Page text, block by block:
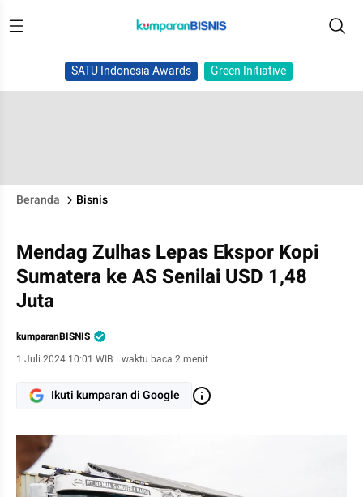
SATU Indonesia Awards Green Initiative
Beranda Bisnis
Mendag Zulhas Lepas Ekspor Kopi
Sumatera ke AS Senilai USD 1,48
Juta
kumparanBISNIS
1 Juli 2024 10:01 WIB · waktu baca 2 menit
Ikuti kumparan di Google